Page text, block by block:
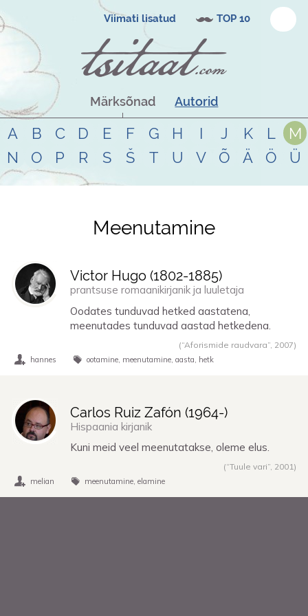
Viimati lisatud TOP 10
Märksõnad Autorid
A B C D E F G H I J K L
M
N
O P R S Š T U V Õ Ä Ö Ü
Tsitaadid teemalmeenutamine
Meenutamine
Victor Hugo (1802-1885)
prantsuse romaanikirjanik ja luuletaja
Oodates tunduvad hetked aastatena,
meenutades tunduvad aastad hetkedena.
(“Aforismide raudvara”, 2007)
hannes ootamine meenutamine aasta hetk
Carlos Ruiz Zafón (1964-)
Hispaania kirjanik
Kuni meid veel meenutatakse, oleme elus.
(“Tuule vari”, 2001)
melian meenutamine elamine